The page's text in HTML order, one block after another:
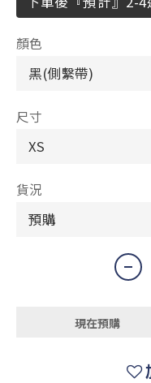
顏色
尺寸
貨況
現在預購